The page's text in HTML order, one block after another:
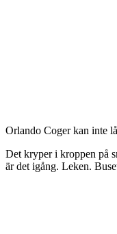
Orlando Coger kan inte
Det kryper i kroppen på
är det igång. Leken.